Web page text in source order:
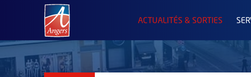
Angers.fr : Retour à l'accueil
ACTUALITÉS & SORTIES